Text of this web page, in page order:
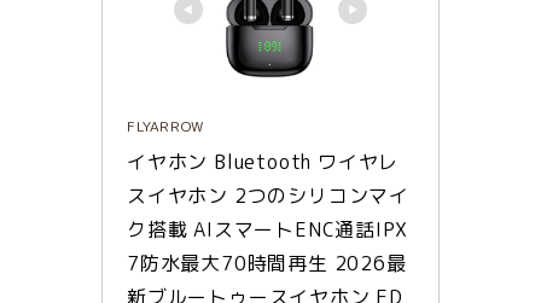
FLYARROW
イヤホン Bluetooth ワイヤレ
スイヤホン 2つのシリコンマイ
ク搭載 AIスマートENC通話IPX
7防水最大70時間再生 2026最
新ブルートゥースイヤホン ED